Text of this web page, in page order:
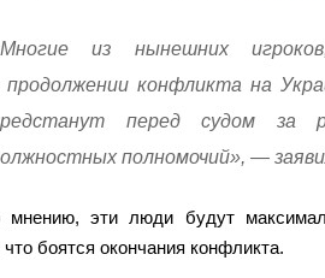
из нынешних
продолжении конфликта на
перед судом за
полномочий», —
мнению, эти люди будут
что боятся окончания конфликта.